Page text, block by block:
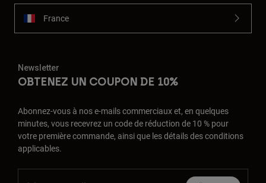
France
Newsletter
OBTENEZ UN COUPON DE 10%
Abonnez-vous à nos e-mails commerciaux et, en quelques
minutes, vous recevrez un code de réduction de 10 % pour
votre première commande, ainsi que les détails des conditions
applicables.